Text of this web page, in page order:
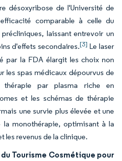
désoxyribose de l'Université de
comparable à celle du
laissant entrevoir un
d'effets secondaires.[3] Le laser
par la FDA élargit les choix non
les spas médicaux dépourvus de
thérapie par plasma riche en
et les schémas de thérapie
une survie plus élevée et une
la monothérapie, optimisant à la
les revenus de la clinique.
Tourisme Cosmétique pour